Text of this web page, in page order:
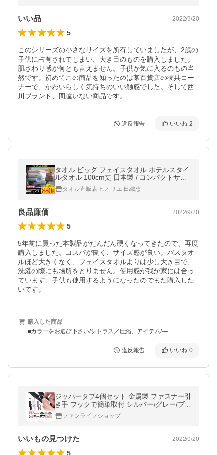
いい品 2022/9/20
5
このシリーズの小さなサイズを所有していましたが、2歳の
子供に占有されてしまい、大き目のものを購入しました。
肌ざわり感が何とも言えません。子供が気に入るのもの当
然です。初めてこの商品を知ったのは某百貨店の寝具コー
ナーで、かわいらしく気持ちのいい触感でした。そして西
川ブランド、間違いない商品です。
違反報告 いいね 2
タオル ビッグ フェイスタオル ホテルスタイ
ルタオル 100cm丈 日本製 / コンパクトサイ
ズ バスタオル 泉州タオル セール 日用品 サ
タプラ 圧縮 送料無料
タオル直販店 ヒオリエ 日織恵
良品廉価 2022/9/20
5
5年前に買った本製品がだんだん硬くなってきたので、再度
購入しました。コスパが良く、サイズ感が良い。バスタオ
ルほど大きくなく、フェイスタオルよりは少し大き目で、
洗濯の際にも場所をとりません。使用感が我が家には合っ
ています。子供も使用するようになったのでまた購入した
いです。
購入した商品
■カラーをお選び下さい/シトラス／圧縮、アイテム/―
違反報告 いいね 0
ジッパータブ4個セット 金属製 ファスナー引
き手 フックで簡単取付 シルバー/グレー/ブラ
ック ファスナースライダー ファスナー修理
ファスナー交換 LLT04S
ファンライフショップ
いいもの見つけた 2022/9/20
5